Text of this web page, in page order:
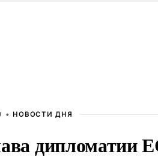
• НОВОСТИ ДНЯ
дипломатии